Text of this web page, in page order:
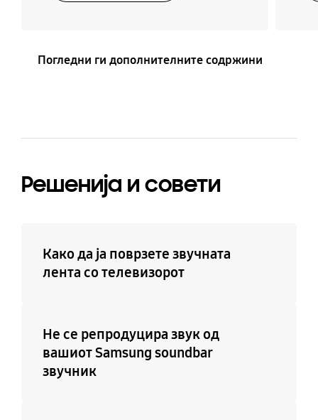
Погледни ги дополнителните содржини
Решенија и совети
Како да ја поврзете звучната
лента со телевизорот
Не се репродуцира звук од
вашиот Samsung soundbar
звучник